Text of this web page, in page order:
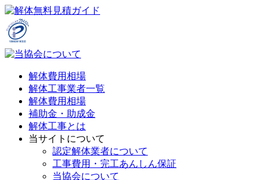
解体費用相場
解体工事業者一覧
解体費用相場
補助金・助成金
解体工事とは
当サイトについて
認定解体業者について
工事費用・完工あんしん保証
当協会について